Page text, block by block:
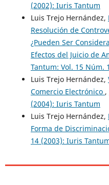
(2002): Iuris Tantum
Luis Trejo Hernández,
Resolución de
¿Pueden Ser
Efectos del Juicio de
Tantum: Vol. 15 Núm.
Luis Trejo Hernández,
Comercio Electrónico ,
(2004): Iuris Tantum
Luis Trejo Hernández,
Forma de
14 (2003): Iuris